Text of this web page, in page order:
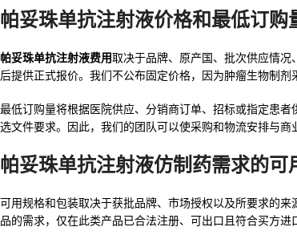
帕妥珠单抗注射液价格和最低订购
帕妥珠单抗注射液费用取决于品牌、原产国、批次供应情
后提供正式报价。我们不公布固定价格，因为肿瘤生物制剂
最低订购量将根据医院供应、分销商订单、招标或指定患
选文件要求。因此，我们的团队可以使采购和物流安排与商
帕妥珠单抗注射液仿制药需求的可
可用规格和包装取决于获批品牌、市场授权以及所要求的
品的需求，仅在此类产品已合法注册、可出口且符合买方进